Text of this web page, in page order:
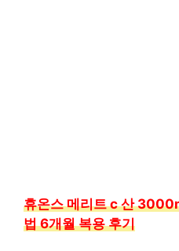
휴온스 메리트 c 산
법 6개월 복용 후기